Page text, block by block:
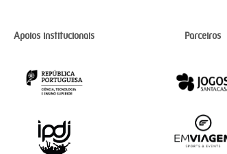
Apoios institucionais Parceiros